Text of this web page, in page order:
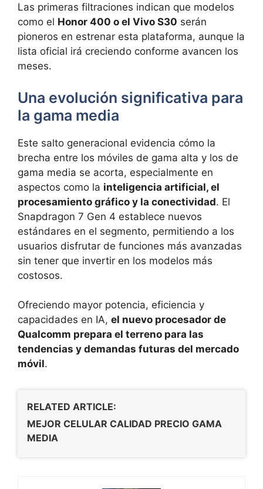
Las primeras filtraciones indican que modelos
como el Honor 400 o el Vivo S30 serán
pioneros en estrenar esta plataforma, aunque la
lista oficial irá creciendo conforme avancen los
meses.
Una evolución significativa para
la gama media
Este salto generacional evidencia cómo la
brecha entre los móviles de gama alta y los de
gama media se acorta, especialmente en
aspectos como la inteligencia artificial, el
procesamiento gráfico y la conectividad. El
Snapdragon 7 Gen 4 establece nuevos
estándares en el segmento, permitiendo a los
usuarios disfrutar de funciones más avanzadas
sin tener que invertir en los modelos más
costosos.
Ofreciendo mayor potencia, eficiencia y
capacidades en IA, el nuevo procesador de
Qualcomm prepara el terreno para las
tendencias y demandas futuras del mercado
móvil.
RELATED ARTICLE:
MEJOR CELULAR CALIDAD PRECIO GAMA
MEDIA